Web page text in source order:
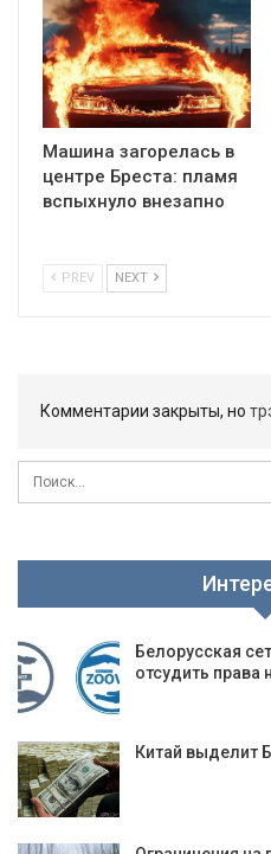
Машина загорелась в
центре Бреста: пламя
вспыхнуло внезапно
PREV NEXT
Комментарии закрыты, но
Белорусская
отсудить права
Китай выделит